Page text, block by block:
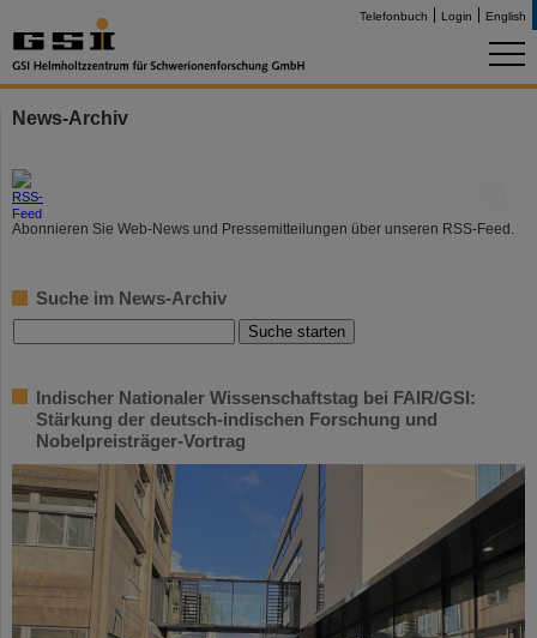
Telefonbuch Login English
News-Archiv
Abonnieren Sie Web-News und Pressemitteilungen über unseren RSS-Feed.
Suche im News-Archiv
Indischer Nationaler Wissenschaftstag bei FAIR/GSI:
Stärkung der deutsch-indischen Forschung und
Nobelpreisträger-Vortrag